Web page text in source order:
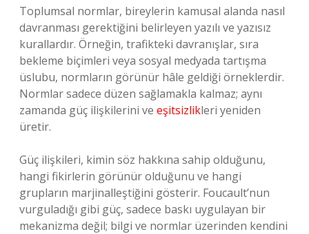
Toplumsal normlar, bireylerin kamusal alanda nasıl
davranması gerektiğini belirleyen yazılı ve yazısız
kurallardır. Örneğin, trafikteki davranışlar, sıra
bekleme biçimleri veya sosyal medyada tartışma
üslubu, normların görünür hâle geldiği örneklerdir.
Normlar sadece düzen sağlamakla kalmaz; aynı
zamanda güç ilişkilerini ve eşitsizlikleri yeniden
üretir.
Güç ilişkileri, kimin söz hakkına sahip olduğunu,
hangi fikirlerin görünür olduğunu ve hangi
grupların marjinalleştiğini gösterir. Foucault’nun
vurguladığı gibi güç, sadece baskı uygulayan bir
mekanizma değil; bilgi ve normlar üzerinden kendini